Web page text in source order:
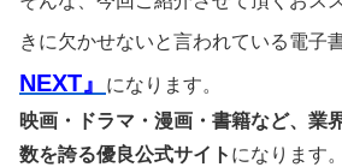
きに欠かせないと言われている電子
NEXT』
になります。
映画・ドラマ・漫画・書籍など、業
数を誇る優良公式サイト になります。